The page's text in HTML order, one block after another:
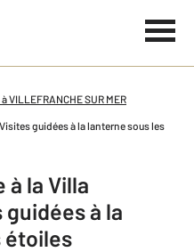
SUR MER
guidées à la lanterne sous les
à la Villa
à la
étoiles